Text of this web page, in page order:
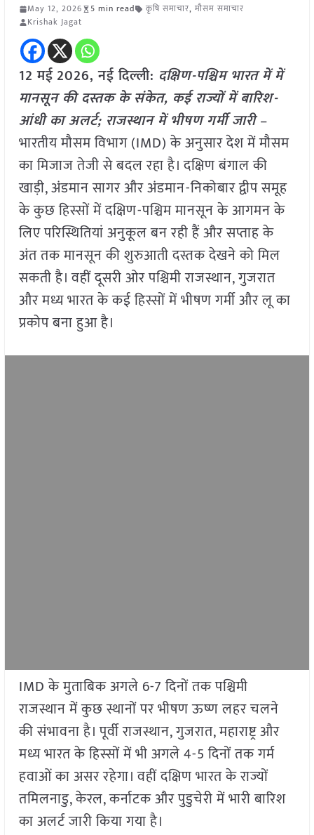
May 12, 2026 5 min read कृषि समाचार, मौसम समाचार
Krishak Jagat
12 मई2026, नई दिल्ली: दक्षिण-पश्चिम भारत में में
मानसून की दस्तक के संकेत, कई राज्यों में बारिश-
आंधी का अलर्ट; राजस्थान में भीषण गर्मी जारी–
भारतीय मौसम विभाग (IMD) के अनुसार देश में मौसम
का मिजाज तेजी से बदल रहा है। दक्षिण बंगाल की
खाड़ी, अंडमान सागर और अंडमान-निकोबार द्वीप समूह
के कुछ हिस्सों में दक्षिण-पश्चिम मानसून के आगमन के
लिए परिस्थितियां अनुकूल बन रही हैं और सप्ताह के
अंत तक मानसून की शुरुआती दस्तक देखने को मिल
सकती है। वहीं दूसरी ओर पश्चिमी राजस्थान, गुजरात
और मध्य भारत के कई हिस्सों में भीषण गर्मी और लू का
प्रकोप बना हुआ है।
IMD के मुताबिक अगले 6-7 दिनों तक पश्चिमी
राजस्थान में कुछ स्थानों पर भीषण ऊष्ण लहर चलने
की संभावना है। पूर्वी राजस्थान, गुजरात, महाराष्ट्र और
मध्य भारत के हिस्सों में भी अगले 4-5 दिनों तक गर्म
हवाओं का असर रहेगा। वहीं दक्षिण भारत के राज्यों
तमिलनाडु, केरल, कर्नाटक और पुडुचेरी में भारी बारिश
का अलर्ट जारी किया गया है।